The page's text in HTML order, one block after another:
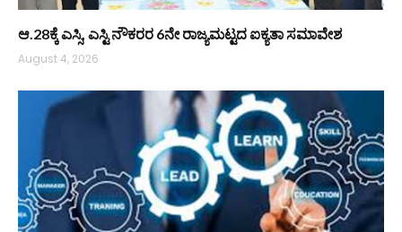
ಆ.28ಕ್ಕೆ ಎಸ್ಸಿ, ಎಸ್ಟಿ ನೌಕರರ 6ನೇ ರಾಜ್ಯಮಟ್ಟದ ಐಕ್ಯತಾ ಸಮಾವೇಶ
August 4, 2026